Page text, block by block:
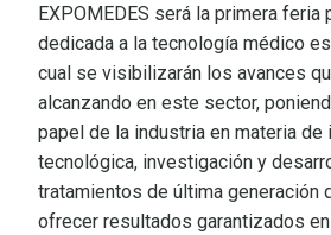
EXPOMEDES será la primera feria
dedicada a la tecnología médico
cual se visibilizarán los avances
alcanzando en este sector,
papel de la industria en materia de
tecnológica, investigación y
tratamientos de última generación
ofrecer resultados garantizados